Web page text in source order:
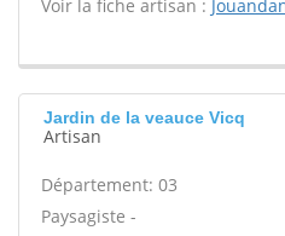
Voir la fiche artisan :
Jardin de la veauce Vicq
Artisan
Département: 03
Paysagiste -